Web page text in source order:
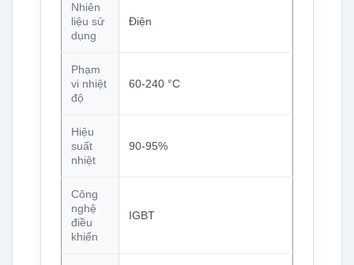
Nhiên
liệu sử
dụng
Điện
Phạm
vi nhiệt
độ
60-240 °C
Hiệu
suất
nhiệt
90-95%
Công
nghệ
điều
khiển
IGBT